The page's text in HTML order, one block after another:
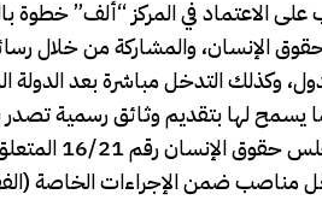
الاعتماد في المركز “ألف” خطوة
الإنسان، والمشاركة من خلال
وكذلك التدخل مباشرة بعد الدولة
يسمح لها بتقديم وثائق رسمية تصدر
وشغل مقاعد مستقلة في
ضمن الإجراءات الخاصة (الفقرة